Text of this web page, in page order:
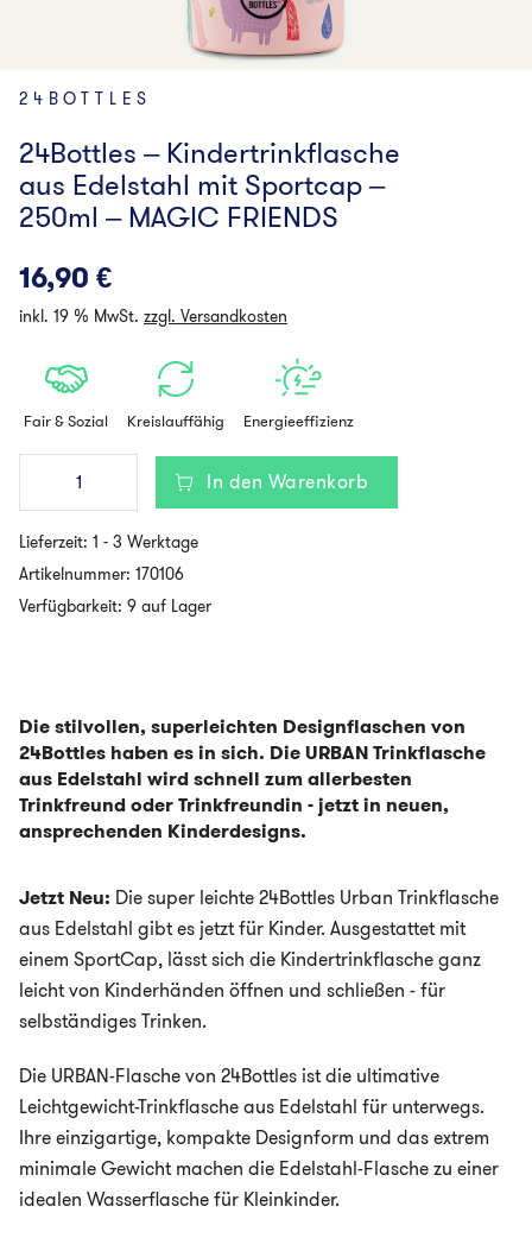
24BOTTLES
24Bottles – Kindertrinkflasche
aus Edelstahl mit Sportcap –
250ml – MAGIC FRIENDS
16,90 €
inkl. 19 % MwSt. zzgl. Versandkosten
Fair & Sozial Kreislauffähig Energieeffizienz
24Bottles
Kindertrinkflasche
Edelstahl
mit
-
Menge
In den Warenkorb
Lieferzeit: 1 - 3 Werktage
Artikelnummer: 170106
Verfügbarkeit: 9 auf Lager
Die stilvollen, superleichten Designflaschen von
24Bottles haben es in sich. Die URBAN Trinkflasche
aus Edelstahl wird schnell zum allerbesten
Trinkfreund oder Trinkfreundin - jetzt in neuen,
ansprechenden Kinderdesigns.
Jetzt Neu: Die super leichte 24Bottles Urban Trinkflasche
aus Edelstahl gibt es jetzt für Kinder. Ausgestattet mit
einem SportCap, lässt sich die Kindertrinkflasche ganz
leicht von Kinderhänden öffnen und schließen - für
selbständiges Trinken.
Die URBAN-Flasche von 24Bottles ist die ultimative
Leichtgewicht-Trinkflasche aus Edelstahl für unterwegs.
Ihre einzigartige, kompakte Designform und das extrem
minimale Gewicht machen die Edelstahl-Flasche zu einer
idealen Wasserflasche für Kleinkinder.